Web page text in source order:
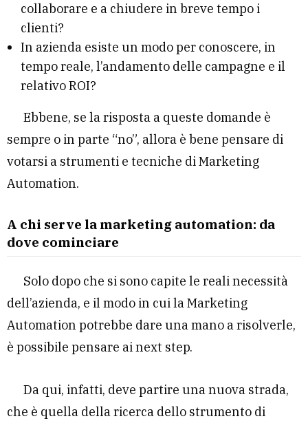
collaborare e a chiudere in breve tempo i
clienti?
In azienda esiste un modo per conoscere, in
tempo reale, l’andamento delle campagne e il
relativo ROI?
Ebbene, se la risposta a queste domande è
sempre o in parte “no”, allora è bene pensare di
votarsi a strumenti e tecniche di Marketing
Automation.
A chi serve la marketing automation: da
dove cominciare
Solo dopo che si sono capite le reali necessità
dell’azienda, e il modo in cui la Marketing
Automation potrebbe dare una mano a risolverle,
è possibile pensare ai next step.
Da qui, infatti, deve partire una nuova strada,
che è quella della ricerca dello strumento di